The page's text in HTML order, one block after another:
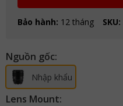
Bảo hành: 12 tháng SKU:
Nguồn gốc:
Nhập khẩu
Lens Mount: